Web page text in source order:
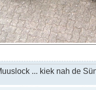
... kiek nah de